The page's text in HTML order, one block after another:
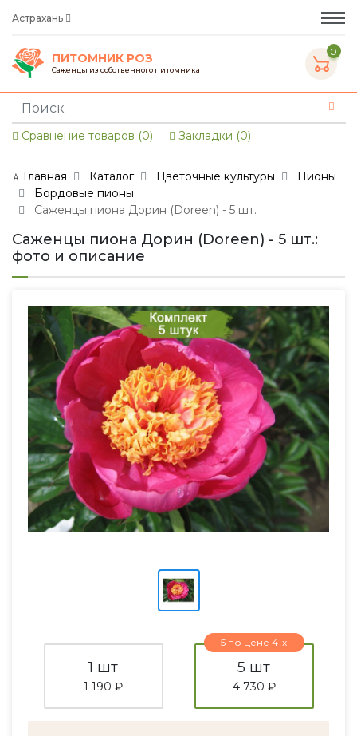
Астрахань
ПИТОМНИК РОЗ
Саженцы из собственного питомника
0
Сравнение товаров (0) Закладки (0)
⭐ Главная Каталог Цветочные культуры
Пионы
Бордовые пионы
Саженцы пиона Дорин (Doreen) - 5 шт.
Саженцы пиона Дорин (Doreen) - 5 шт.:
фото и описание
1 шт
1 190 ₽
5 по цене 4-х
5 шт
4 730 ₽